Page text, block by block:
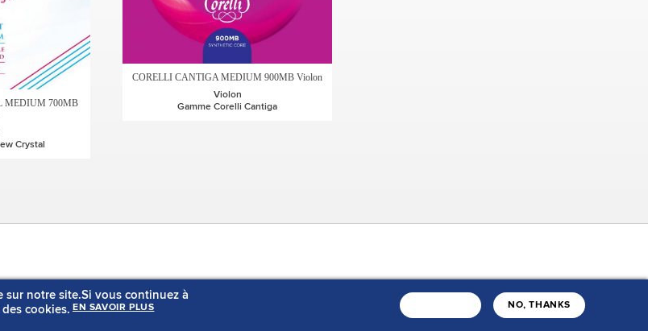
MEDIUM 700MB
Crystal
CORELLI CANTIGA MEDIUM 900MB Violon
Violon
Gamme Corelli Cantiga
Rechercher un produit
Liste des musiciens
Notre histoire
Nos catalogues
notre site.Si vous continuez à
cookies. EN SAVOIR PLUS NO, THANKS